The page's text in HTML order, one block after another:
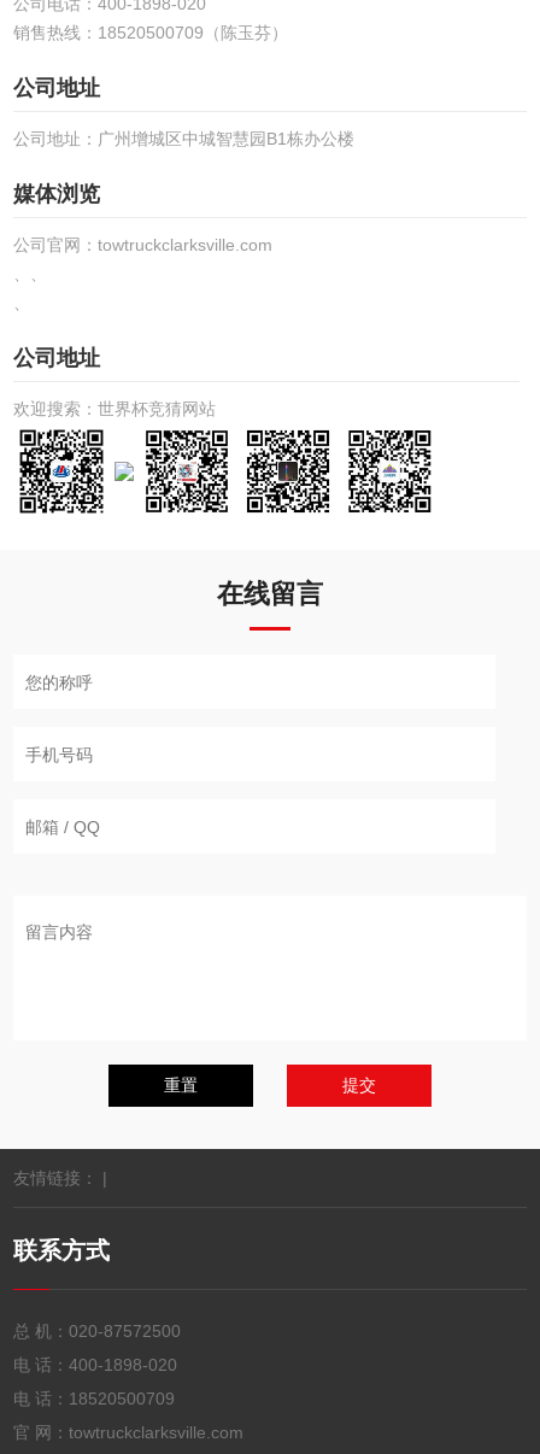
销售热线：18520500709（陈玉芬）
公司地址
公司地址：广州增城区中城智慧园B1栋办公楼
媒体浏览
公司官网：towtruckclarksville.com
公司地址
欢迎搜索：世界杯竞猜网站
在线留言
友情链接： |
联系方式
总 机：020-87572500
电 话：400-1898-020
电 话： 18520500709
官 网：towtruckclarksville.com